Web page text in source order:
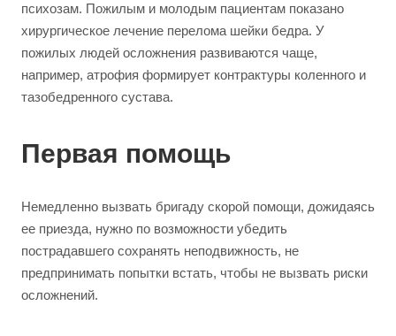
психозам. Пожилым и молодым пациентам показано
хирургическое лечение перелома шейки бедра. У
пожилых людей осложнения развиваются чаще,
например, атрофия формирует контрактуры коленного и
тазобедренного сустава.
Первая помощь
Немедленно вызвать бригаду скорой помощи, дожидаясь
ее приезда, нужно по возможности убедить
пострадавшего сохранять неподвижность, не
предпринимать попытки встать, чтобы не вызвать риски
осложнений.